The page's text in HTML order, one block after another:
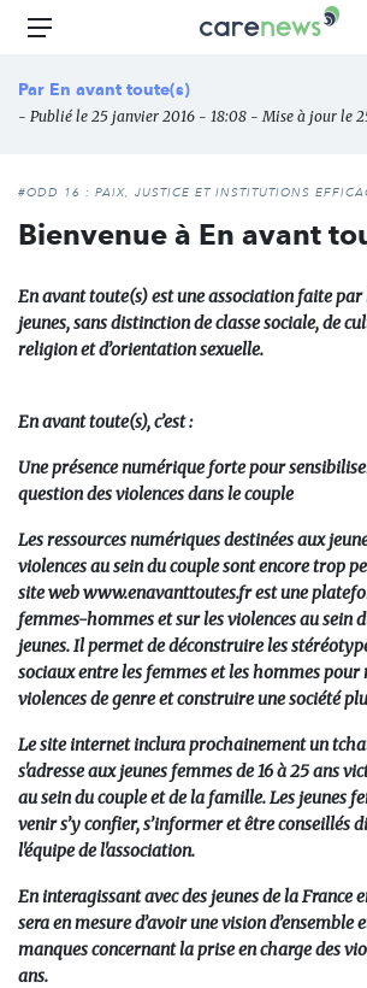
Aller
principal
Carenews,
des
l'engagement
Menu
Par En avant toute(s)
- Publié le 25 janvier 2016 - 18:08 - Mise à jour le
#ODD 16 : PAIX, JUSTICE ET INSTITUTIONS
Bienvenue à En avant
En avant toute(s) est une association faitepar
jeunes,sans distinction de classe sociale, de
religion et d’orientation sexuelle.
En avant toute(s), c’est :
Une présence numérique forte pour
question des violences dans le couple
Les ressources numériques destinées aux
violences au sein du couple sont encore trop
site webwww.enavanttoutes.fr est une
femmes-hommes et sur les violences au sein
jeunes.Il permet de déconstruire les
sociaux entre les femmes et les hommes
violences de genre et construire une société
Le site internet inclura prochainement un
s'adresseaux jeunes femmes de 16 à 25 ans
au sein du couple et de la famille. Les jeunes
venir s’y confier, s’informer et être conseillés
l'équipe de l'association.
En interagissant avec des jeunes de la France
sera en mesure d’avoir une vision d’ensemble
manques concernant la prise en charge des
ans.